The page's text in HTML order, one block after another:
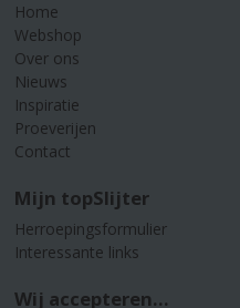
Home
Webshop
Over ons
Nieuws
Inspiratie
Proeverijen
Contact
Mijn topSlijter
Herroepingsformulier
Interessante links
Wij accepteren...